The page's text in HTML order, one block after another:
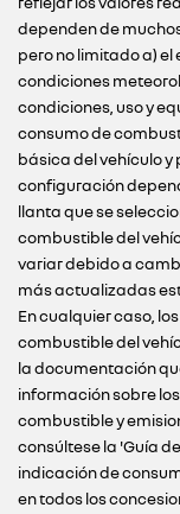
dependen de
pero no limitado a)
condiciones
condiciones, uso y
consumo de
básica del vehículo
configuración
llanta que se
combustible del
variar debido a
más actualizadas
En cualquier caso,
combustible del
la documentación
información sobre
combustible y
consúltese la 'Guía
indicación de
en todos los